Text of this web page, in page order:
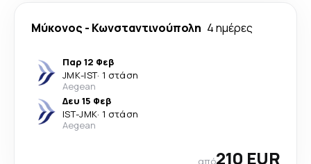
Μύκονος - Κωνσταντινούπολη 4 ημέρες
Παρ 12 Φεβ
JMK-IST· 1 στάση
Aegean
Δευ 15 Φεβ
IST-JMK· 1 στάση
Aegean
από210 EUR